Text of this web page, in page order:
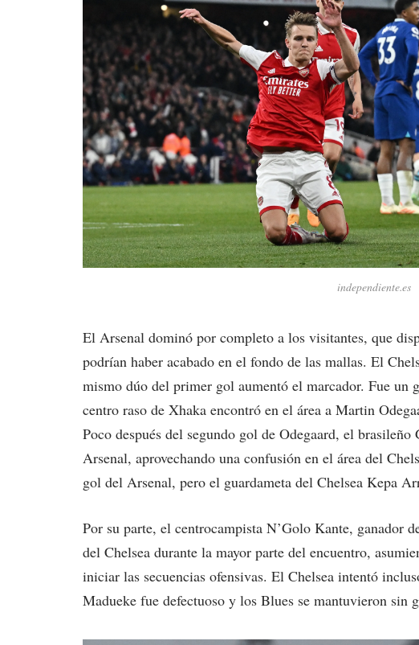
independiente.es
El Arsenal dominó por completo a los visitantes, que
podrían haber acabado en el fondo de las mallas. El
mismo dúo del primer gol aumentó el marcador. Fue un
centro raso de Xhaka encontró en el área a Martin
Poco después del segundo gol de Odegaard, el
Arsenal, aprovechando una confusión en el área del
gol del Arsenal, pero el guardameta del Chelsea Kepa
Por su parte, el centrocampista N’Golo Kante, ganador
del Chelsea durante la mayor parte del encuentro,
iniciar las secuencias ofensivas. El Chelsea intentó
Madueke fue defectuoso y los Blues se mantuvieron sin